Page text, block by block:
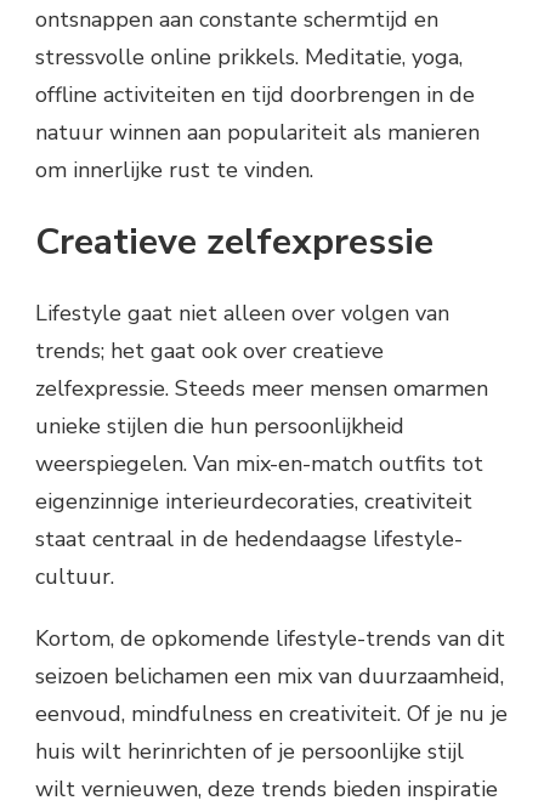
ontsnappen aan constante schermtijd en
stressvolle online prikkels. Meditatie, yoga,
offline activiteiten en tijd doorbrengen in de
natuur winnen aan populariteit als manieren
om innerlijke rust te vinden.
Creatieve zelfexpressie
Lifestyle gaat niet alleen over volgen van
trends; het gaat ook over creatieve
zelfexpressie. Steeds meer mensen omarmen
unieke stijlen die hun persoonlijkheid
weerspiegelen. Van mix-en-match outfits tot
eigenzinnige interieurdecoraties, creativiteit
staat centraal in de hedendaagse lifestyle-
cultuur.
Kortom, de opkomende lifestyle-trends van dit
seizoen belichamen een mix van duurzaamheid,
eenvoud, mindfulness en creativiteit. Of je nu je
huis wilt herinrichten of je persoonlijke stijl
wilt vernieuwen, deze trends bieden inspiratie